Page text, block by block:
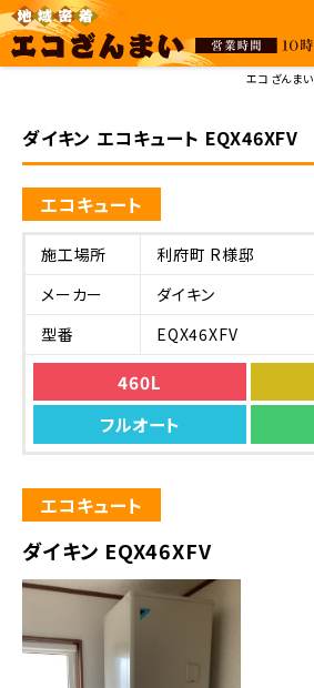
エコざんまい
ダイキン エコキュート EQX46XFV
エコキュート
施工場所
利府町 R様邸
メーカー
ダイキン
型番
EQX46XFV
460L
フルオート
エコキュート
ダイキン EQX46XFV